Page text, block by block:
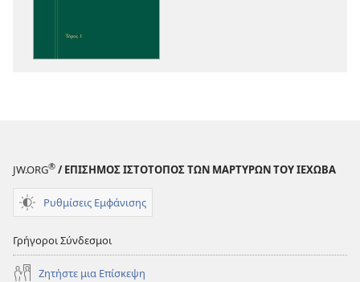
JW.ORG® / ΕΠΙΣΗΜΟΣ ΙΣΤΟΤΟΠΟΣ ΤΩΝ ΜΑΡΤΥΡΩΝ ΤΟΥ ΙΕΧΩΒΑ
Ρυθμίσεις Εμφάνισης
Γρήγοροι Σύνδεσμοι
Ζητήστε μια Επίσκεψη